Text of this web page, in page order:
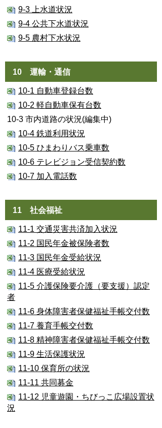
9-3 上水道状況
9-4 公共下水道状況
9-5 農村下水状況
10 運輸・通信
10-1 自動車登録台数
10-2 軽自動車保有台数
10-3 市内道路の状況(編集中)
10-4 鉄道利用状況
10-5 ひまわりバス乗車数
10-6 テレビジョン受信契約数
10-7 加入電話数
11 社会福祉
11-1 交通災害共済加入状況
11-2 国民年金被保険者数
11-3 国民年金受給状況
11-4 医療受給状況
11-5 介護保険要介護（要支援）認定
者
11-6 身体障害者保健福祉手帳交付数
11-7 養育手帳交付数
11-8 精神障害者保健福祉手帳交付数
11-9 生活保護状況
11-10 保育所の状況
11-11 共同募金
11-12 児童遊園・ちびっこ広場設置状
況